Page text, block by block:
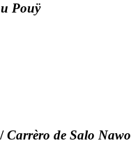
Pouÿ
/Carrèro de Salo Nawo